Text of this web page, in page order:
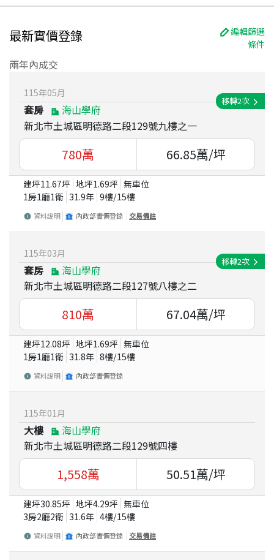
最新實價登錄
編輯篩選
條件
兩年內成交
115年05月
套房
海山學府
新北市土城區明德路二段129號九樓之一
移轉2次
780萬 66.85萬/坪
建坪11.67坪 地坪1.69坪 無車位
1房1廳1衛 31.9年 9樓/15樓
資料說明 內政部實價登錄 交易備註
115年03月
套房
海山學府
新北市土城區明德路二段127號八樓之二
移轉2次
810萬 67.04萬/坪
建坪12.08坪 地坪1.69坪 無車位
1房1廳1衛 31.8年 8樓/15樓
資料說明 內政部實價登錄
115年01 月
大樓
海山學府
新北市土城區明德路二段129號四樓
1,558萬 50.51萬/坪
建坪30.85坪 地坪4.29坪 無車位
3房2廳2衛 31.6年 4樓/15樓
資料說明 內政部實價登錄 交易備註